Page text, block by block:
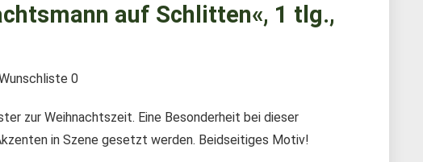
auf Schlitten«, 1 tlg.,
0
zur Weihnachtszeit. Eine Besonderheit bei dieser
in Szene gesetzt werden. Beidseitiges Motiv!